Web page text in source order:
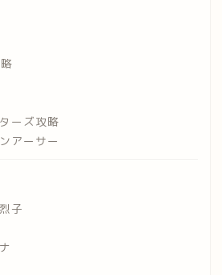
ーズ攻略
アーサー
子